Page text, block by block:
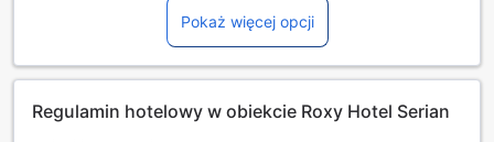
Pokaż więcej opcji
Regulamin hotelowy w obiekcie Roxy Hotel Serian